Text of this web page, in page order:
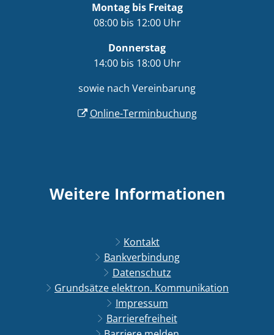
Montag bis Freitag
08:00 bis 12:00 Uhr
Donnerstag
14:00 bis 18:00 Uhr
sowie nach Vereinbarung
Online-Terminbuchung
Weitere Informationen
Kontakt
Bankverbindung
Datenschutz
Grundsätze elektron. Kommunikation
Impressum
Barrierefreiheit